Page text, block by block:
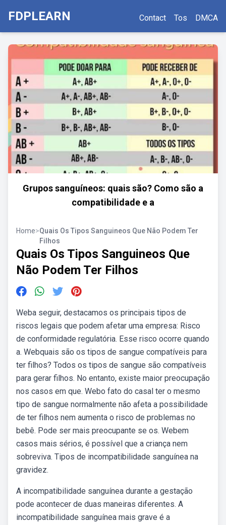
FDPLEARN Contact Tos DMCA
Grupos sanguíneos: quais são? Como são a
compatibilidade e a
Home>Quais Os Tipos Sanguineos Que Não Podem Ter
Filhos
Quais Os Tipos Sanguineos Que
Não Podem Ter Filhos
Weba seguir, destacamos os principais tipos de
riscos legais que podem afetar uma empresa: Risco
de conformidade regulatória. Esse risco ocorre quando
a. Webquais são os tipos de sangue compatíveis para
ter filhos? Todos os tipos de sangue são compatíveis
para gerar filhos. No entanto, existe maior preocupação
nos casos em que. Webo fato do casal ter o mesmo
tipo de sangue normalmente não afeta a possibilidade
de ter filhos nem aumenta o risco de problemas no
bebê. Pode ser mais preocupante se os. Webem
casos mais sérios, é possível que a criança nem
sobreviva. Tipos de incompatibilidade sanguínea na
gravidez.
A incompatibilidade sanguínea durante a gestação
pode acontecer de duas maneiras diferentes. A
incompatibilidade sanguínea mais grave é a